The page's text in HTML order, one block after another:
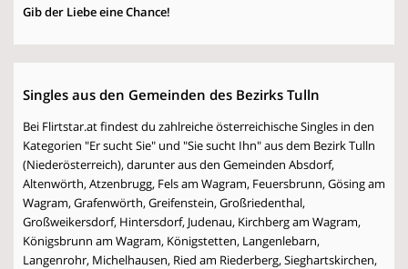
Gib der Liebe eine Chance!
Singles aus den Gemeinden des Bezirks Tulln
Bei Flirtstar.at findest du zahlreiche österreichische Singles in den
Kategorien "Er sucht Sie" und "Sie sucht Ihn" aus dem Bezirk Tulln
(Niederösterreich), darunter aus den Gemeinden Absdorf,
Altenwörth, Atzenbrugg, Fels am Wagram, Feuersbrunn, Gösing am
Wagram, Grafenwörth, Greifenstein, Großriedenthal,
Großweikersdorf, Hintersdorf, Judenau, Kirchberg am Wagram,
Königsbrunn am Wagram, Königstetten, Langenlebarn,
Langenrohr, Michelhausen, Ried am Riederberg, Sieghartskirchen,